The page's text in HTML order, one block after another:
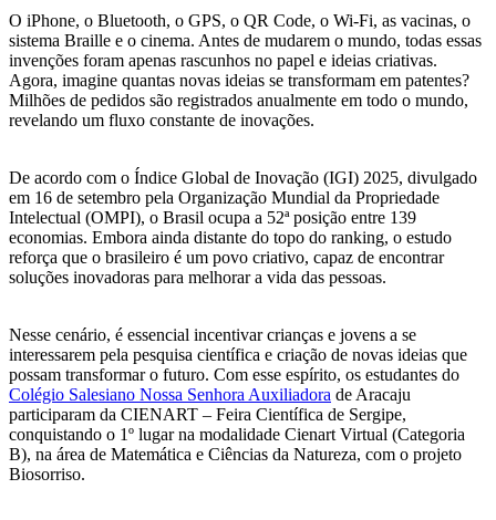
O iPhone, o Bluetooth, o GPS, o QR Code, o Wi-Fi, as vacinas, o
sistema Braille e o cinema. Antes de mudarem o mundo, todas essas
invenções foram apenas rascunhos no papel e ideias criativas.
Agora, imagine quantas novas ideias se transformam em patentes?
Milhões de pedidos são registrados anualmente em todo o mundo,
revelando um fluxo constante de inovações.
De acordo com o Índice Global de Inovação (IGI) 2025, divulgado
em 16 de setembro pela Organização Mundial da Propriedade
Intelectual (OMPI), o Brasil ocupa a 52ª posição entre 139
economias. Embora ainda distante do topo do ranking, o estudo
reforça que o brasileiro é um povo criativo, capaz de encontrar
soluções inovadoras para melhorar a vida das pessoas.
Nesse cenário, é essencial incentivar crianças e jovens a se
interessarem pela pesquisa científica e criação de novas ideias que
possam transformar o futuro. Com esse espírito, os estudantes do
Colégio Salesiano Nossa Senhora Auxiliadora de Aracaju
participaram da CIENART – Feira Científica de Sergipe,
conquistando o 1º lugar na modalidade Cienart Virtual (Categoria
B), na área de Matemática e Ciências da Natureza, com o projeto
Biosorriso.